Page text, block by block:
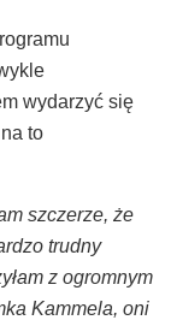
wydarzyć się
to
szczerze, że
trudny
z ogromnym
Kammela, oni